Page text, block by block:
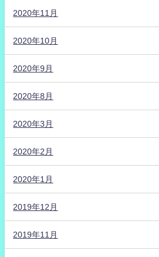
2020年11月
2020年10月
2020年9月
2020年8月
2020年3月
2020年2月
2020年1月
2019年12月
2019年11月